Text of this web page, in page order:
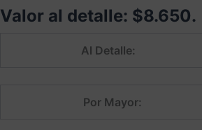
Valor al detalle: $8.650.
Al Detalle:
Por Mayor:
ml.